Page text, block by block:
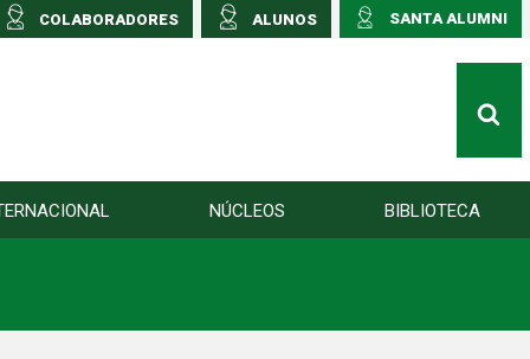
SANTA ALUMNI
ALUNOS
COLABORADORES
NÚCLEOS BIBLIOTECA